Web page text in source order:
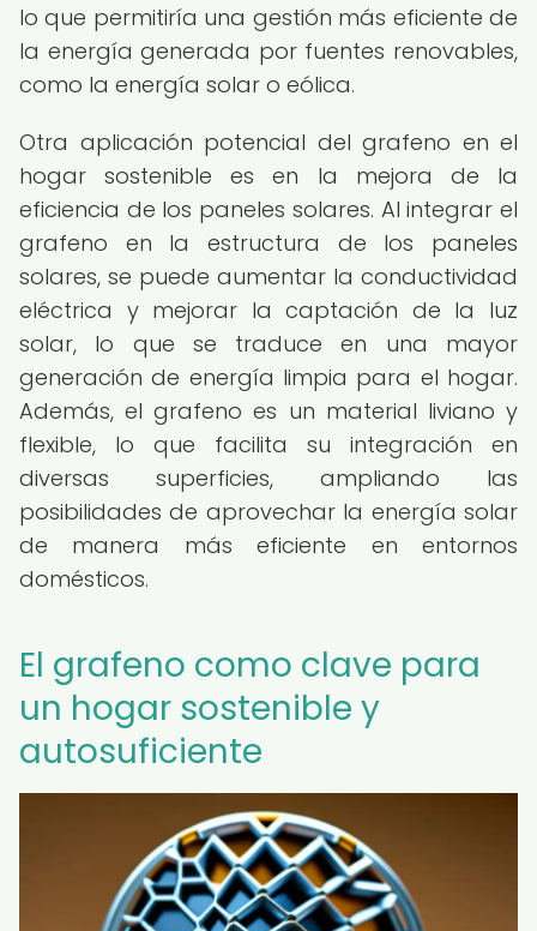
lo que permitiría una gestión más eficiente de
la energía generada por fuentes renovables,
como la energía solar o eólica.
Otra aplicación potencial del grafeno en el
hogar sostenible es en la mejora de la
eficiencia de los paneles solares. Al integrar el
grafeno en la estructura de los paneles
solares, se puede aumentar la conductividad
eléctrica y mejorar la captación de la luz
solar, lo que se traduce en una mayor
generación de energía limpia para el hogar.
Además, el grafeno es un material liviano y
flexible, lo que facilita su integración en
diversas superficies, ampliando las
posibilidades de aprovechar la energía solar
de manera más eficiente en entornos
domésticos.
El grafeno como clave para
un hogar sostenible y
autosuficiente